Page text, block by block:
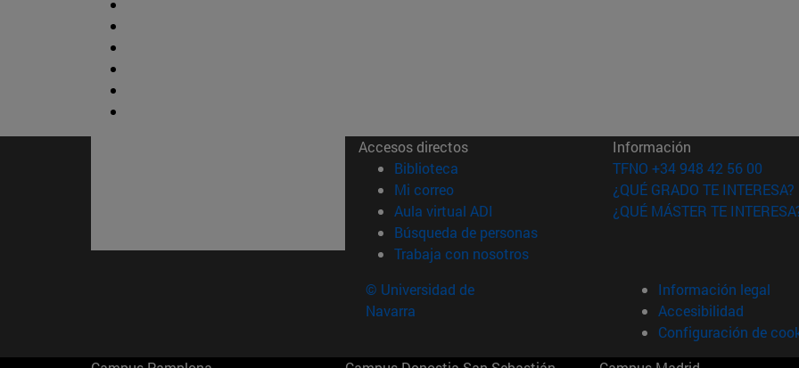
Accesos directos
Biblioteca (abre en nueva ventana)
Mi correo(abre en nueva ventana)
Aula virtual ADI (abre en nueva ventana)
Búsqueda de personas(abre en nueva ventana)
Trabaja con nosotros(abre en nueva ventana)
Información
TFNO +34 948 42 56 00
¿QUÉ GRADO TE INTERESA?
¿QUÉ MÁSTER TE
© Universidad de
Navarra
Información legal
Accesibilidad
Configuración de